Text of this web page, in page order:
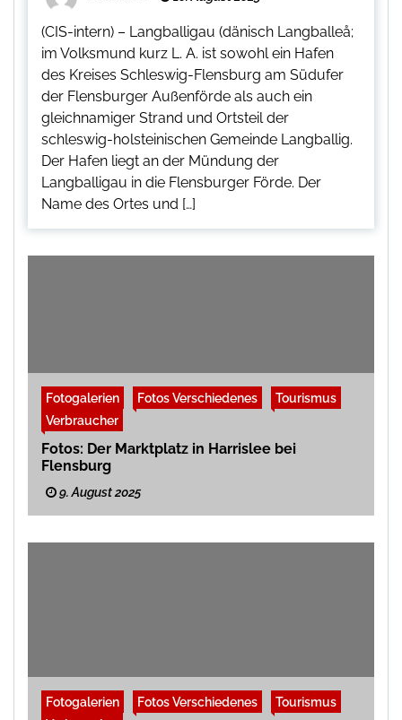
(CIS-intern) – Langballigau (dänisch Langballeå;
im Volksmund kurz L. A. ist sowohl ein Hafen
des Kreises Schleswig-Flensburg am Südufer
der Flensburger Außenförde als auch ein
gleichnamiger Strand und Ortsteil der
schleswig-holsteinischen Gemeinde Langballig.
Der Hafen liegt an der Mündung der
Langballigau in die Flensburger Förde. Der
Name des Ortes und […]
Fotogalerien Fotos Verschiedenes
Tourismus
Verbraucher
Fotos: Der Marktplatz in Harrislee bei
Flensburg
9. August 2025
Fotogalerien Fotos Verschiedenes
Tourismus